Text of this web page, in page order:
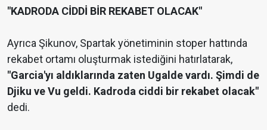
"KADRODA CİDDİ BİR REKABET OLACAK"
Ayrıca Şikunov, Spartak yönetiminin stoper hattında
rekabet ortamı oluşturmak istediğini hatırlatarak,
"Garcia'yı aldıklarında zaten Ugalde vardı. Şimdi de
Djiku ve Vu geldi. Kadroda ciddi bir rekabet olacak"
dedi.